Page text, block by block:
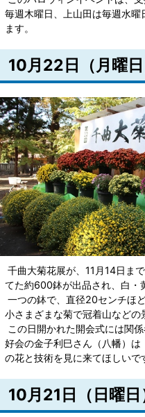
毎週木曜日、上山田は毎週水曜
ます。
10月22日（月曜
千曲大菊花展が、11月14日ま
てた約600鉢が出品され、白・
一つの鉢で、直径20センチほ
小さまざまな菊で冠着山などの
この日開かれた開会式には関
好会の金子利巳さん（八幡）
の花と技術を見に来てほしいで
10月21日（日曜